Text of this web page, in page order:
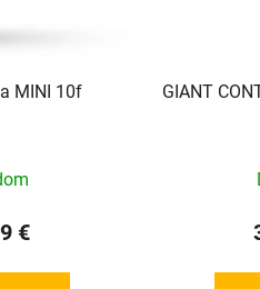
MINI 10f
€
GIANT